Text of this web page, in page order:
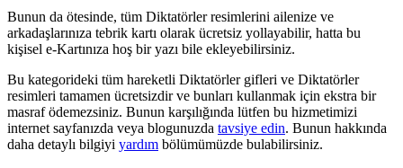
Bunun da ötesinde, tüm Diktatörler resimlerini ailenize ve
arkadaşlarınıza tebrik kartı olarak ücretsiz yollayabilir, hatta bu
kişisel e-Kartınıza hoş bir yazı bile ekleyebilirsiniz.
Bu kategorideki tüm hareketli Diktatörler gifleri ve Diktatörler
resimleri tamamen ücretsizdir ve bunları kullanmak için ekstra bir
masraf ödemezsiniz. Bunun karşılığında lütfen bu hizmetimizi
internet sayfanızda veya blogunuzda tavsiye edin. Bunun hakkında
daha detaylı bilgiyi yardım bölümümüzde bulabilirsiniz.